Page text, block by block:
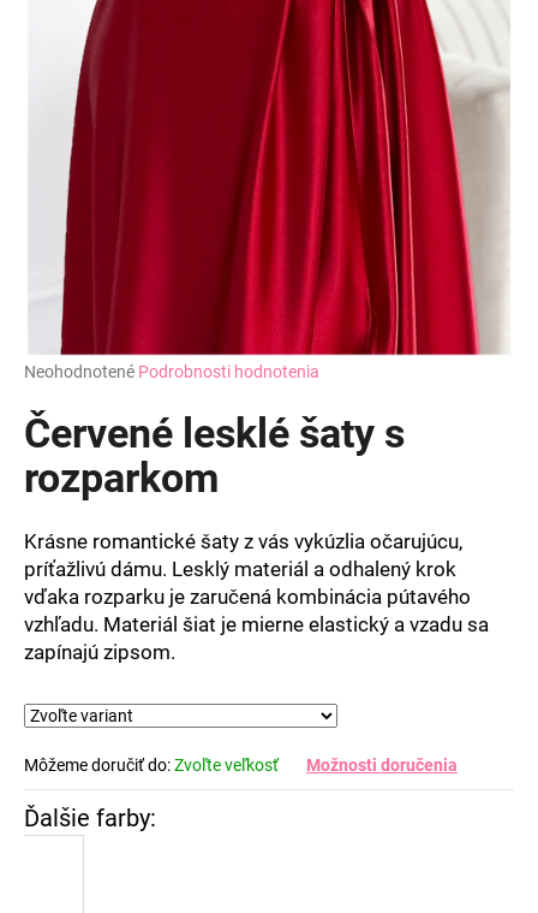
Priemerné
produktu
je
hviezdičiek.
Neohodnotené Podrobnosti hodnotenia
Červené lesklé šaty s
rozparkom
Krásne romantické šaty z vás vykúzlia očarujúcu,
príťažlivú dámu. Lesklý materiál a odhalený krok
vďaka rozparku je zaručená kombinácia pútavého
vzhľadu. Materiál šiat je mierne elastický a vzadu sa
zapínajú zipsom.
Môžeme doručiť do:Zvoľte veľkosť Možnosti doručenia